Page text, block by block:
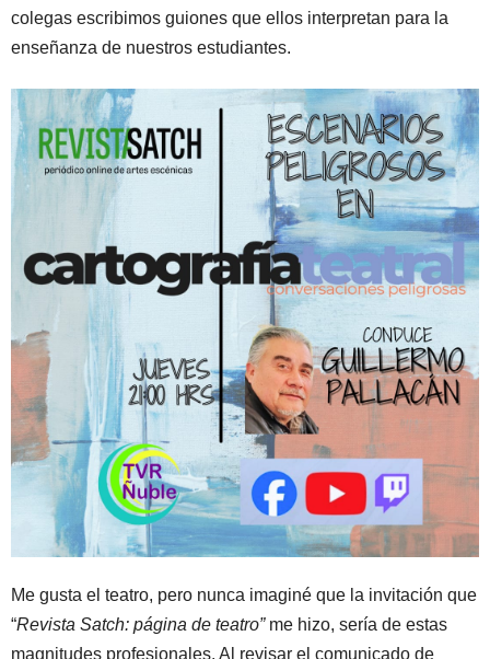
colegas escribimos guiones que ellos interpretan para la
enseñanza de nuestros estudiantes.
Me gusta el teatro, pero nunca imaginé que la invitación que
“Revista Satch: página de teatro”me hizo, sería de estas
magnitudes profesionales. Al revisar el comunicado de